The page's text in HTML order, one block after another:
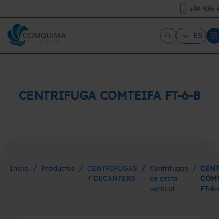
+34 936
ES
CENTRIFUGA COMTEIFA FT-6-B
Inicio / Productos / CENTRÍFUGAS
Y DECANTERS
/ Centrífugas
de cesta
vertical
/
FT-